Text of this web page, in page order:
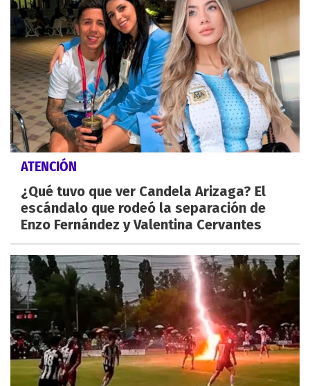
ATENCIÓN
¿Qué tuvo que ver Candela Arizaga? El
escándalo que rodeó la separación de
Enzo Fernández y Valentina Cervantes